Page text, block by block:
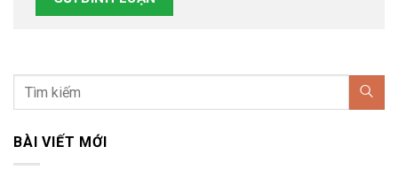
BÀI VIẾT MỚI